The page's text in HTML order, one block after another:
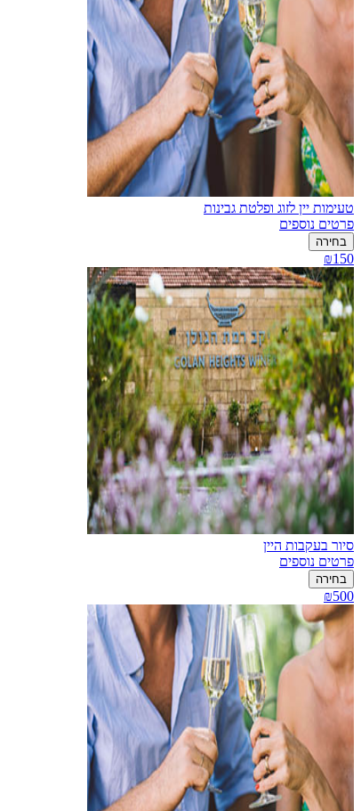
טעימות יין לזוג ופלטת גבינות
פרטים נוספים
בחירה
₪150
סיור בעקבות היין
פרטים נוספים
בחירה
₪500